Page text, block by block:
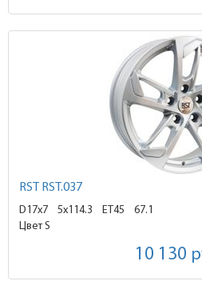
RST RST.037
D17x7 5x114.3 ET45
67.1
Цвет S
10 130